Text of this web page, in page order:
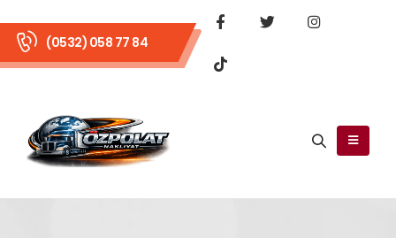
(0532) 058 77 84